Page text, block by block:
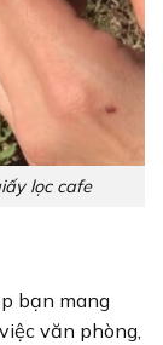
lọc cafe
bạn mang
văn phòng,